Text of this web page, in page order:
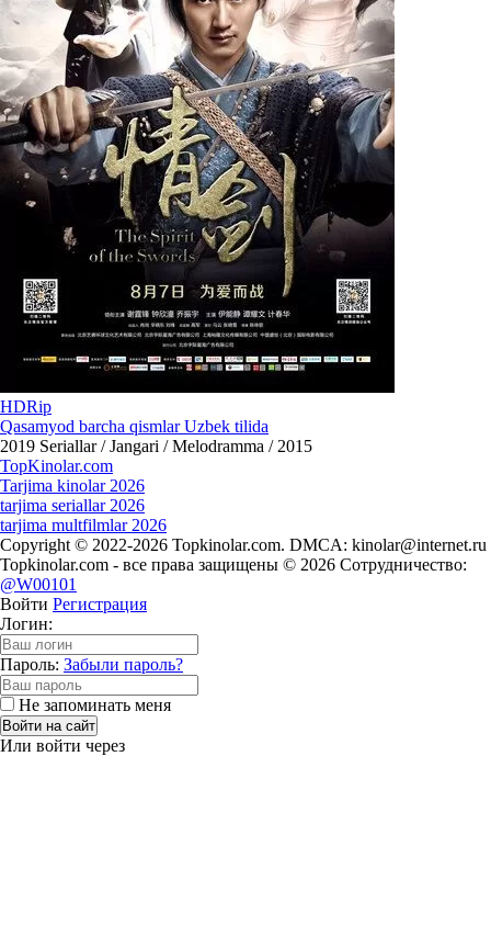
HDRip
Qasamyod barcha qismlar Uzbek tilida
2019 Seriallar / Jangari / Melodramma / 2015
TopKinolar.com
Tarjima kinolar 2026
tarjima seriallar 2026
tarjima multfilmlar 2026
Copyright © 2022-2026 Topkinolar.com. DMCA: kinolar@internet.ru
Topkinolar.com - все права защищены © 2026 Сотрудничество:
@W00101
Войти Регистрация
Логин:
Пароль: Забыли пароль?
Не запоминать меня
Войти на сайт
Или войти через